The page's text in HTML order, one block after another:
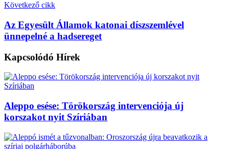
Következő cikk
Az Egyesült Államok katonai díszszemlével
ünnepelné a hadsereget
Kapcsolódó Hírek
Aleppo esése: Törökország intervenciója új
korszakot nyit Szíriában